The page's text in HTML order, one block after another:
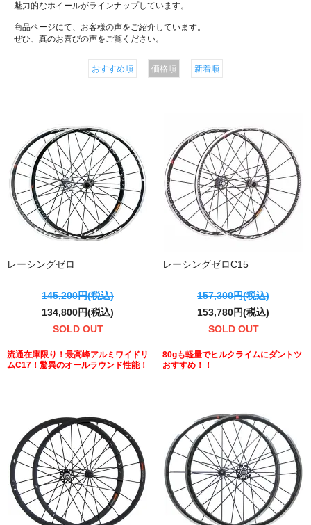
魅力的なホイールがラインナップしています。
商品ページにて、お客様の声をご紹介しています。
ぜひ、真のお喜びの声をご覧ください。
おすすめ順 価格順 新着順
レーシングゼロ
145,200円(税込)
134,800円(税込)
SOLD OUT
流通在庫限り！最高峰アルミワイドリ
ムC17！驚異のオールラウンド性能！
レーシングゼロC15
157,300円(税込)
153,780円(税込)
SOLD OUT
80gも軽量でヒルクライムにダントツ
おすすめ！！